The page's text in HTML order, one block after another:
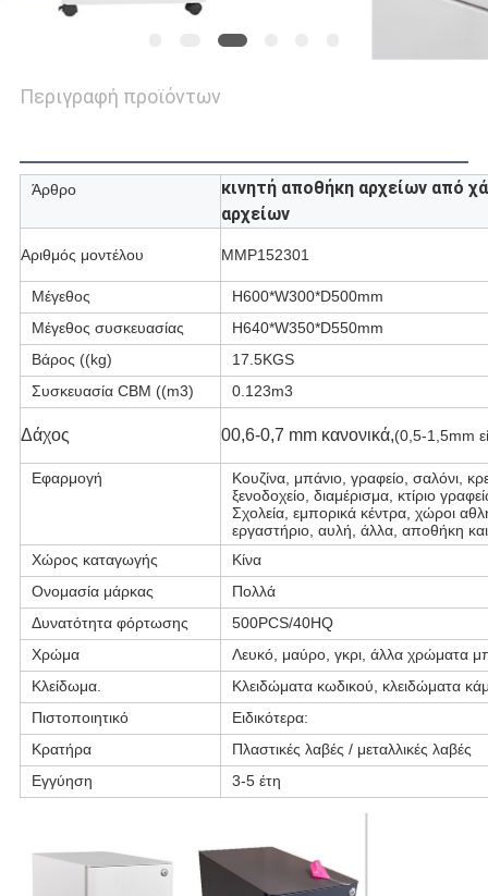
Περιγραφή προϊόντων
Άρθρο
κινητή αποθήκη αρχείων από
αρχείων
Αριθμός μοντέλου MMP152301
Μέγεθος
H600*W300*D500mm
Μέγεθος συσκευασίας
H640*W350*D550mm
Βάρος ((kg)
17.5KGS
Συσκευασία CBM ((m3)
0.123m3
Δάχος 00,6-0,7 mm κανονικά,(0,5-1,5mm
Εφαρμογή
Κουζίνα, μπάνιο, γραφείο, σαλόνι,
ξενοδοχείο, διαμέρισμα, κτίριο
Σχολεία, εμπορικά κέντρα, χώροι
εργαστήριο, αυλή, άλλα, αποθήκη
Χώρος καταγωγής
Κίνα
Ονομασία μάρκας
Πολλά
Δυνατότητα φόρτωσης
500PCS/40HQ
Χρώμα
Λευκό, μαύρο, γκρι, άλλα χρώματα
Κλείδωμα.
Κλειδώματα κωδικού, κλειδώματα
Πιστοποιητικό
Ειδικότερα:
Κρατήρα
Πλαστικές λαβές / μεταλλικές λαβές
Εγγύηση
3-5 έτη